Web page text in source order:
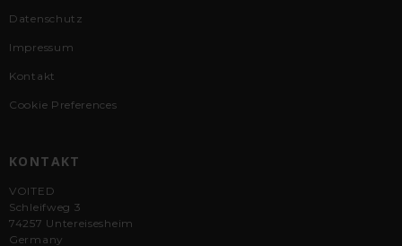
Datenschutz
Impressum
Kontakt
Cookie Preferences
KONTAKT
VOITED
Schleifweg 3
74257 Untereisesheim
Germany